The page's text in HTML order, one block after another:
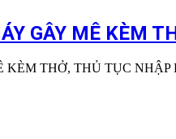
GÂY MÊ KÈM
THỞ, THỦ TỤC